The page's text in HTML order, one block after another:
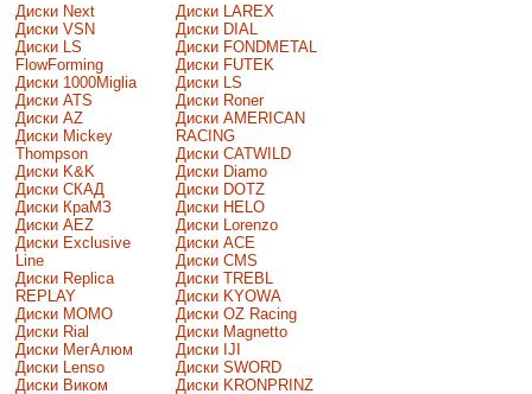
Диски Next
Диски VSN
Диски LS
FlowForming
Диски 1000Miglia
Диски ATS
Диски AZ
Диски Mickey
Thompson
Диски K&K
Диски СКАД
Диски КраМЗ
Диски AEZ
Диски Exclusive
Line
Диски Replica
REPLAY
Диски MOMO
Диски Rial
Диски МегАлюм
Диски Lenso
Диски Виком
Диски LAREX
Диски DIAL
Диски FONDMETAL
Диски FUTEK
Диски LS
Диски Roner
Диски AMERICAN
RACING
Диски CATWILD
Диски Diamo
Диски DOTZ
Диски HELO
Диски Lorenzo
Диски ACE
Диски CMS
Диски TREBL
Диски KYOWA
Диски OZ Racing
Диски Magnetto
Диски IJI
Диски SWORD
Диски KRONPRINZ